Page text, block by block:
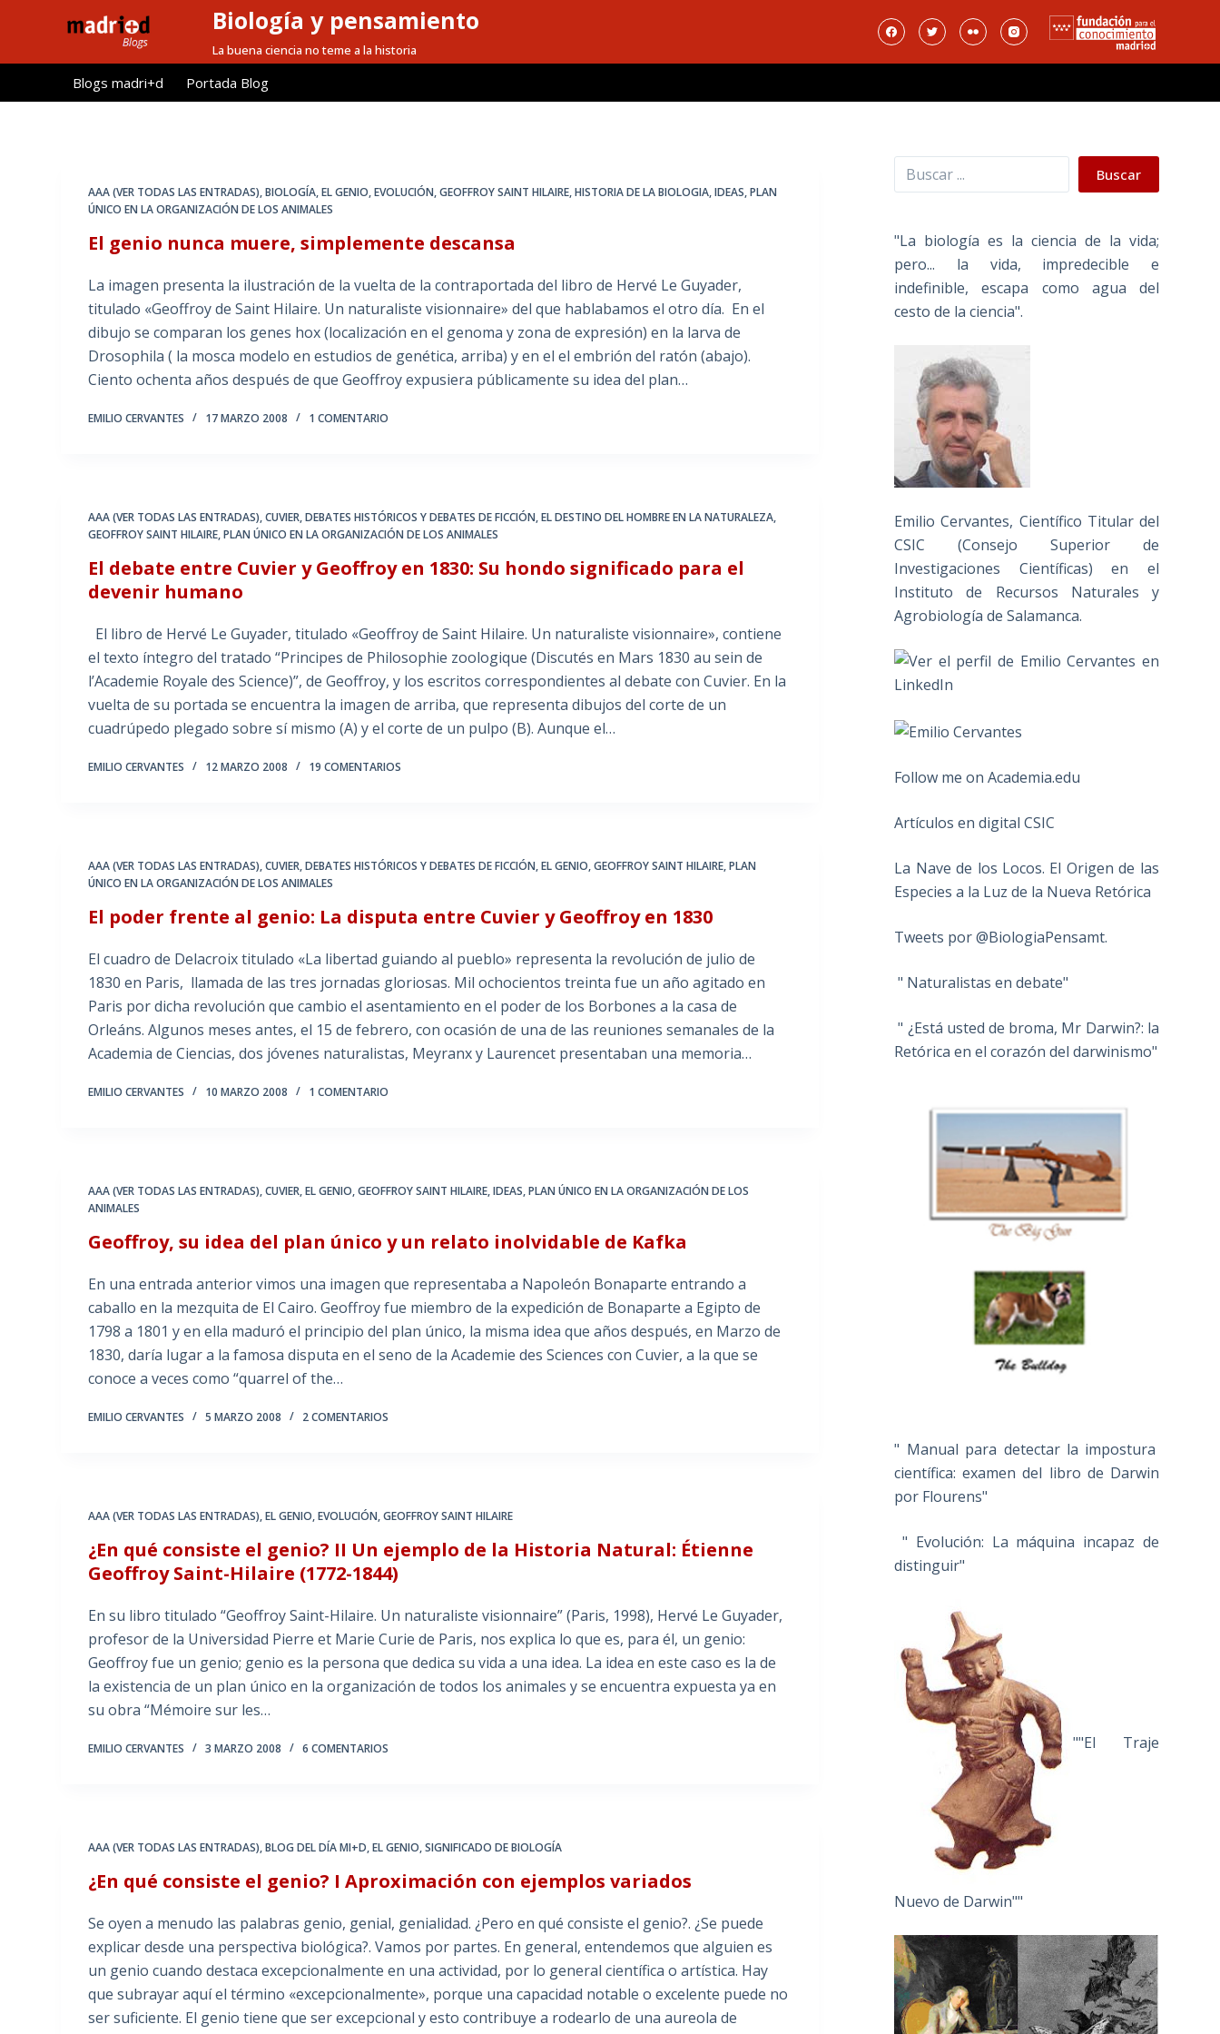
l
Biología y pensamiento
La buena ciencia no teme a la historia
Blogs madri+d Portada Blog
AAA (VER TODAS LAS ENTRADAS),BIOLOGÍA,EL GENIO,EVOLUCIÓN,GEOFFROY SAINT HILAIRE,HISTORIA DE LA BIOLOGIA,IDEAS,PLAN
ÚNICO EN LA ORGANIZACIÓN DE LOS ANIMALES
El genio nunca muere, simplemente descansa
La imagen presenta la ilustración de la vuelta de la contraportada del libro de Hervé Le Guyader,
titulado «Geoffroy de Saint Hilaire. Un naturaliste visionnaire» del que hablabamos el otro día. En el
dibujo se comparan los genes hox (localización en el genoma y zona de expresión) en la larva de
Drosophila ( la mosca modelo en estudios de genética, arriba) y en el el embrión del ratón (abajo).
Ciento ochenta años después de que Geoffroy expusiera públicamente su idea del plan…
EMILIO CERVANTES 17 MARZO 2008 1 COMENTARIO
AAA (VER TODAS LAS ENTRADAS),CUVIER,DEBATES HISTÓRICOS Y DEBATES DE FICCIÓN,EL DESTINO DEL HOMBRE EN LA NATURALEZA,
GEOFFROY SAINT HILAIRE,PLAN ÚNICO EN LA ORGANIZACIÓN DE LOS ANIMALES
El debate entre Cuvier y Geoffroy en 1830: Su hondo significado para el
devenir humano
El libro de Hervé Le Guyader, titulado «Geoffroy de Saint Hilaire. Un naturaliste visionnaire», contiene
el texto íntegro del tratado “Principes de Philosophie zoologique (Discutés en Mars 1830 au sein de
l’Academie Royale des Science)”, de Geoffroy, y los escritos correspondientes al debate con Cuvier. En la
vuelta de su portada se encuentra la imagen de arriba, que representa dibujos del corte de un
cuadrúpedo plegado sobre sí mismo (A) y el corte de un pulpo (B). Aunque el…
EMILIO CERVANTES 12 MARZO 2008 19 COMENTARIOS
AAA (VER TODAS LAS ENTRADAS),CUVIER,DEBATES HISTÓRICOS Y DEBATES DE FICCIÓN,EL GENIO,GEOFFROY SAINT HILAIRE,PLAN
ÚNICO EN LA ORGANIZACIÓN DE LOS ANIMALES
El poder frente al genio: La disputa entre Cuvier y Geoffroy en 1830
El cuadro de Delacroix titulado «La libertad guiando al pueblo» representa la revolución de julio de
1830 en Paris, llamada de las tres jornadas gloriosas. Mil ochocientos treinta fue un año agitado en
Paris por dicha revolución que cambio el asentamiento en el poder de los Borbones a la casa de
Orleáns. Algunos meses antes, el 15 de febrero, con ocasión de una de las reuniones semanales de la
Academia de Ciencias, dos jóvenes naturalistas, Meyranx y Laurencet presentaban una memoria…
EMILIO CERVANTES 10 MARZO 2008 1 COMENTARIO
AAA (VER TODAS LAS ENTRADAS),CUVIER,EL GENIO,GEOFFROY SAINT HILAIRE,IDEAS,PLAN ÚNICO EN LA ORGANIZACIÓN DE LOS
ANIMALES
Geoffroy, su idea del plan único y un relato inolvidable de Kafka
En una entrada anterior vimos una imagen que representaba a Napoleón Bonaparte entrando a
caballo en la mezquita de El Cairo. Geoffroy fue miembro de la expedición de Bonaparte a Egipto de
1798 a 1801 y en ella maduró el principio del plan único, la misma idea que años después, en Marzo de
1830, daría lugar a la famosa disputa en el seno de la Academie des Sciences con Cuvier, a la que se
conoce a veces como “quarrel of the…
EMILIO CERVANTES 5 MARZO 2008 2 COMENTARIOS
AAA (VER TODAS LAS ENTRADAS),EL GENIO,EVOLUCIÓN,GEOFFROY SAINT HILAIRE
¿En qué consiste el genio? II Un ejemplo de la Historia Natural: Étienne
Geoffroy Saint-Hilaire (1772-1844)
En su libro titulado “Geoffroy Saint-Hilaire. Un naturaliste visionnaire” (Paris, 1998), Hervé Le Guyader,
profesor de la Universidad Pierre et Marie Curie de Paris, nos explica lo que es, para él, un genio:
Geoffroy fue un genio; genio es la persona que dedica su vida a una idea. La idea en este caso es la de
la existencia de un plan único en la organización de todos los animales y se encuentra expuesta ya en
su obra “Mémoire sur les…
EMILIO CERVANTES 3 MARZO 2008 6 COMENTARIOS
AAA (VER TODAS LAS ENTRADAS),BLOG DEL DÍA MI+D,EL GENIO,SIGNIFICADO DE BIOLOGÍA
¿En qué consiste el genio? I Aproximación con ejemplos variados
Se oyen a menudo las palabras genio, genial, genialidad. ¿Pero en qué consiste el genio?. ¿Se puede
explicar desde una perspectiva biológica?. Vamos por partes. En general, entendemos que alguien es
un genio cuando destaca excepcionalmente en una actividad, por lo general científica o artística. Hay
que subrayar aquí el término «excepcionalmente», porque una capacidad notable o excelente puede no
ser suficiente. El genio tiene que ser excepcional y esto contribuye a rodearlo de una aureola de
Buscar Buscar
"La biología es la ciencia de la vida;
pero... la vida, impredecible e
indefinible, escapa como agua del
cesto de la ciencia".
Emilio Cervantes, Científico Titular del
CSIC (Consejo Superior de
Investigaciones Científicas) en el
Instituto de Recursos Naturales y
Agrobiología de Salamanca.
Follow me on Academia.edu
Artículos en digital CSIC
La Nave de los Locos. El Origen de las
Especies a la Luz de la Nueva Retórica
Tweets por @BiologiaPensamt.
" Naturalistas en debate"
" ¿Está usted de broma, Mr Darwin?: la
Retórica en el corazón del darwinismo"
" Manual para detectar la impostura
científica: examen del libro de Darwin
por Flourens"
" Evolución: La máquina incapaz de
distinguir"
""El Traje
Nuevo de Darwin""